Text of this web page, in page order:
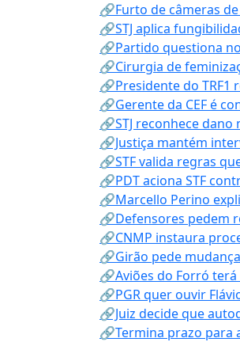
🔗Furto de câmeras
🔗STJ aplica
🔗Partido questiona
🔗Cirurgia de
🔗Presidente do TRF1
🔗Gerente da CEF é
🔗STJ reconhece
🔗Justiça mantém
🔗STF valida regras
🔗PDT aciona STF
🔗Marcello Perino
🔗Defensores pedem
🔗CNMP instaura
🔗Girão pede
🔗Aviões do Forró
🔗PGR quer ouvir
🔗Juiz decide que
🔗Termina prazo para